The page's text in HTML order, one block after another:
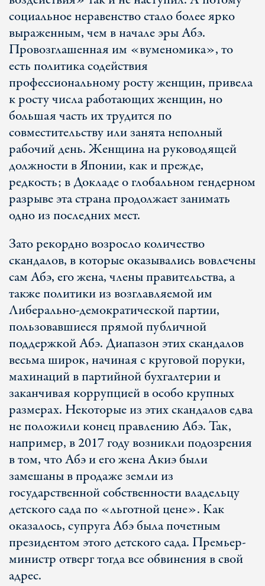
социальное неравенство стало более ярко
выраженным, чем в начале эры Абэ.
Провозглашенная им «вуменомика», то
есть политика содействия
профессиональному росту женщин, привела
к росту числа работающих женщин, но
большая часть их трудится по
совместительству или занята неполный
рабочий день. Женщина на руководящей
должности в Японии, как и прежде,
редкость; в Докладе о глобальном гендерном
разрыве эта страна продолжает занимать
одно из последних мест.
Зато рекордно возросло количество
скандалов, в которые оказывались вовлечены
сам Абэ, его жена, члены правительства, а
также политики из возглавляемой им
Либерально-демократической партии,
пользовавшиеся прямой публичной
поддержкой Абэ. Диапазон этих скандалов
весьма широк, начиная с круговой поруки,
махинаций в партийной бухгалтерии и
заканчивая коррупцией в особо крупных
размерах. Некоторые из этих скандалов едва
не положили конец правлению Абэ. Так,
например, в 2017 году возникли подозрения
в том, что Абэ и его жена Акиэ были
замешаны в продаже земли из
государственной собственности владельцу
детского сада по «льготной цене». Как
оказалось, супруга Абэ была почетным
президентом этого детского сада. Премьер-
министр отверг тогда все обвинения в свой
адрес.